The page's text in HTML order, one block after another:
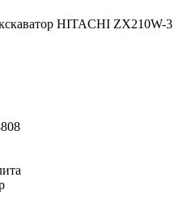
HITACHI ZX210W-3